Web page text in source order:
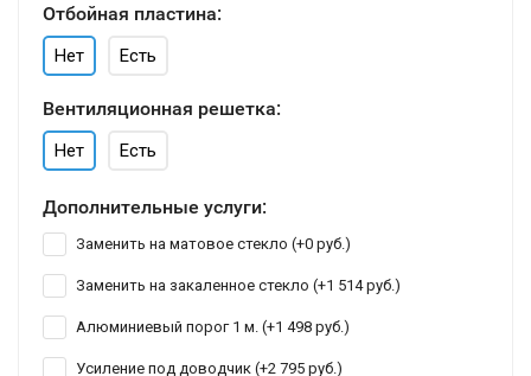
Отбойная пластина:
Нет Есть
Вентиляционная решетка:
Нет Есть
Дополнительные услуги:
Заменить на матовое стекло (+0 руб. )
Заменить на закаленное стекло (+1 514 руб. )
Алюминиевый порог 1 м. (+1 498 руб. )
Усиление под доводчик (+2 795 руб. )